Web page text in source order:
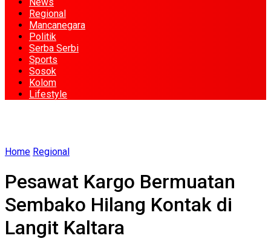
Regional
Mancanegara
Politik
Serba Serbi
Sports
Sosok
Kolom
Lifestyle
Home Regional
Pesawat Kargo Bermuatan
Sembako Hilang Kontak di
Langit Kaltara